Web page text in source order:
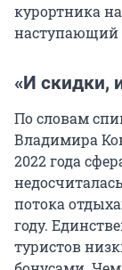
курортника
наступающий
«И скидки,
По словам
Владимира
2022 года
потока
году.
туристов